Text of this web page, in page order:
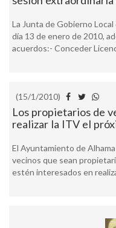
La Junta de Gobierno
día 13 de enero de 2010,
acuerdos:- Conceder
(15/1/2010)
Los propietarios de
realizar la ITV el
El Ayuntamiento de
vecinos que sean
estén interesados en